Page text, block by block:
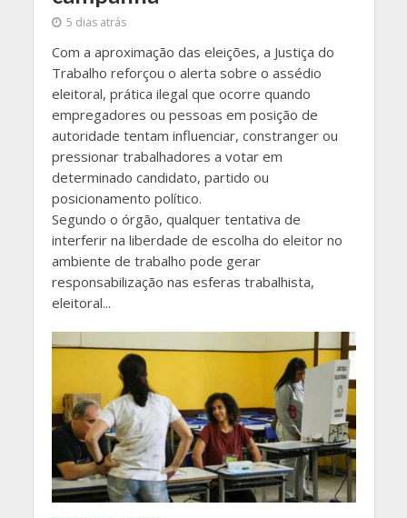
5 dias atrás
Com a aproximação das eleições, a Justiça do
Trabalho reforçou o alerta sobre o assédio
eleitoral, prática ilegal que ocorre quando
empregadores ou pessoas em posição de
autoridade tentam influenciar, constranger ou
pressionar trabalhadores a votar em
determinado candidato, partido ou
posicionamento político.
Segundo o órgão, qualquer tentativa de
interferir na liberdade de escolha do eleitor no
ambiente de trabalho pode gerar
responsabilização nas esferas trabalhista,
eleitoral...